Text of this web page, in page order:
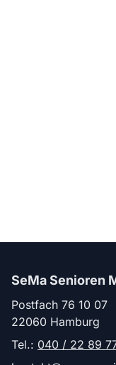
SeMa Senioren
Postfach 76 10 07
22060 Hamburg
Tel.: 040 / 22 89